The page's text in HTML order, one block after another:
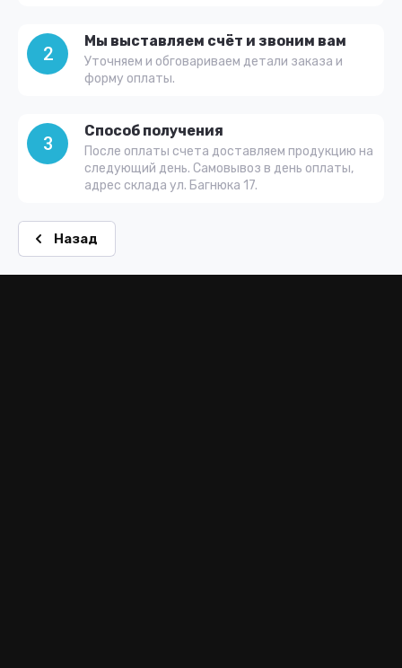
2
Мы выставляем счёт и звоним вам
Уточняем и обговариваем детали заказа и
форму оплаты.
3
Способ получения
После оплаты счета доставляем продукцию на
следующий день. Самовывоз в день оплаты,
адрес склада ул. Багнюка 17.
Назад